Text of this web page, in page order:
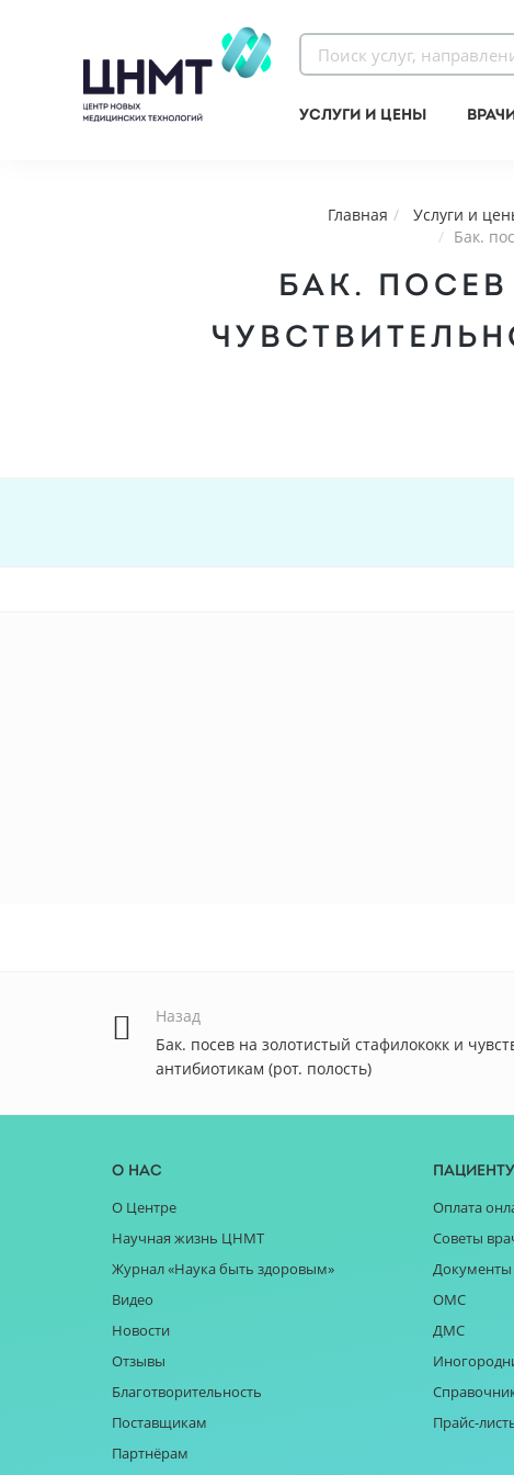
Услуги и цены
Главная Услуги и
Бак.
БАК.
Назад
Бак. посев на золотистый стафилококк и
антибиотикам (рот. полость)
О нас
О Центре
Научная жизнь ЦНМТ
Журнал «Наука быть здоровым»
Видео
Новости
Отзывы
Благотворительность
Поставщикам
Партнёрам
Пациенту
Оплата
Советы
Документы
ОМС
ДМС
Прайс-